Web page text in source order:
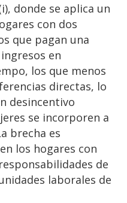
donde se aplica un
con dos
que pagan una
en
los que menos
directas, lo
desincentivo
se incorporen a
brecha es
los hogares con
de
laborales de